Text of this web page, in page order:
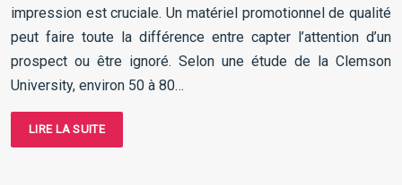
impression est cruciale. Un matériel promotionnel de qualité
peut faire toute la différence entre capter l’attention d’un
prospect ou être ignoré. Selon une étude de la Clemson
University, environ 50 à 80…
LIRE LA SUITE